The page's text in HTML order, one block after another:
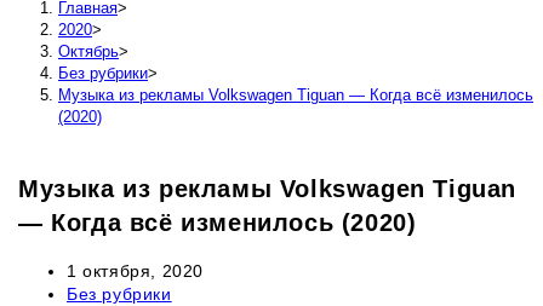
Главная>
2020>
Октябрь>
Без рубрики>
Музыка из рекламы Volkswagen Tiguan — Когда всё изменилось
(2020)
Музыка из рекламы Volkswagen Tiguan
— Когда всё изменилось (2020)
Запись
опубликована:
1 октября, 2020
Рубрика
Без рубрики